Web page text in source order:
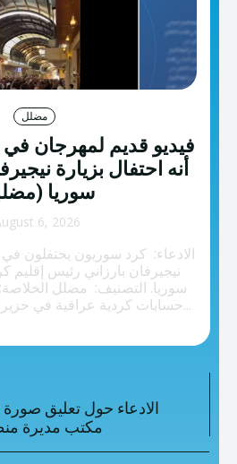
مضلل
فيديو قديم لمهرجان
أنه احتفال بزيارة
سوريا
6, 2026
الادعاء: كرد سوريون يحتفلون في
نيجيرفان بارزاني رئيس إقليم
سوريا. التصنيف: مضلل الخلاصة:
حسابات كردية عراقية في حزيران/يونيو 2026 ويوثق...
الادعاء حول تعليق صورة
مكتب مديرة